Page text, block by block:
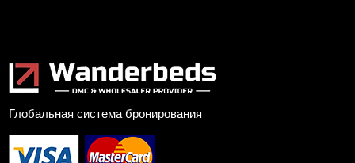
Глобальная система бронирования